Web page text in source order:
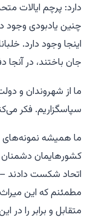
دارد: پرچم ایالات
چنین یادبودی وجود
اینجا وجود دارد.
جان باختند، در آنجا
ما از شهروندان و
سپاسگزاریم. فکر
ما همیشه نمونه‌های
کشورهایمان
اتحاد شکست دادند
مطمئنم که این
متقابل و برابر را